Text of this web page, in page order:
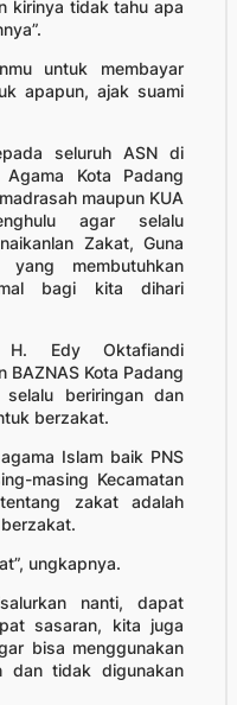
kirinya tidak tahu apa
untuk membayar
apapun, ajak suami
seluruh ASN di
Agama Kota Padang
maupun KUA
agar selalu
Zakat, Guna
membutuhkan
bagi kita dihari
H. Edy Oktafiandi
BAZNAS Kota Padang
beriringan dan
berzakat.
Islam baik PNS
masing Kecamatan
zakat adalah
ungkapnya.
nanti, dapat
sasaran, kita juga
bisa menggunakan
dan tidak digunakan